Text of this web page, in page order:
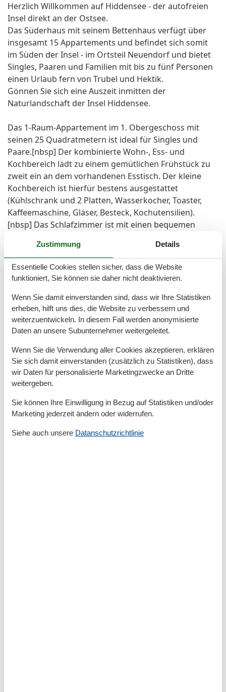
Herzlich Willkommen auf Hiddensee - der autofreien
Insel direkt an der Ostsee.
Das Süderhaus mit seinem Bettenhaus verfügt über
insgesamt 15 Appartements und befindet sich somit
im Süden der Insel - im Ortsteil Neuendorf und bietet
Singles, Paaren und Familien mit bis zu fünf Personen
einen Urlaub fern von Trubel und Hektik.
Gönnen Sie sich eine Auszeit inmitten der
Naturlandschaft der Insel Hiddensee.
Das 1-Raum-Appartement im 1. Obergeschoss mit
seinen 25 Quadratmetern ist ideal für Singles und
Paare.[nbsp] Der kombinierte Wohn-, Ess- und
Kochbereich lädt zu einem gemütlichen Frühstück zu
zweit ein an dem vorhandenen Esstisch. Der kleine
Kochbereich ist hierfür bestens ausgestattet
(Kühlschrank und 2 Platten, Wasserkocher, Toaster,
Kaffeemaschine, Gläser, Besteck, Kochutensilien).
[nbsp] Das Schlafzimmer ist mit einen bequemen
ausgestattet. Im Badzimmer ist eine Dusche, ein WC
und ein Haarföhn vorhanden.
Damit Sie Ihre wohlverdiente Urlaubszeit bereits am
Anreisetag in vollen Zügen genießen können, wird bei
Ihrer Buchung automatisch ein Wäschepaket für Sie
hinzugebucht. In diesem Fall ist das Bett für Sie und
das für Ihre lieben Mitreisenden bereits bezogen und
ein Duschtuch sowie ein kleines Handtuch liegen
bereit.
Auch Ihr geliebter Vierbeiner ist hier recht herzlich
ein kostenfreier WLAN-Zugang zur Verfügung. Nutzen
Sie für Ihre Fahrräder den gemeinschaftlichen
Fahrradabstellraum auf dem Grundstück.
Zustimmung Details
Essentielle Cookies stellen sicher, dass die Website
funktioniert, Sie können sie daher nicht deaktivieren.
Wenn Sie damit einverstanden sind, dass wir Ihre Statistiken
erheben, hilft uns dies, die Website zu verbessern und
weiterzuentwickeln. In diesem Fall werden anonymisierte
Daten an unsere Subunternehmer weitergeleitet.
Wenn Sie die Verwendung aller Cookies akzeptieren, erklären
Sie sich damit einverstanden (zusätzlich zu Statistiken), dass
wir Daten für personalisierte Marketingzwecke an Dritte
weitergeben.
Sie können Ihre Einwilligung in Bezug auf Statistiken und/oder
Marketing jederzeit ändern oder widerrufen.
Siehe auch unsere Datanschutzrichtlinie